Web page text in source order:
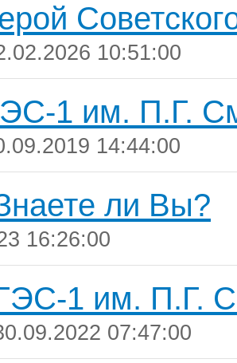
10:51:00
1 им. П.Г.
14:44:00
ли Вы?
16:26:00
1 им. П.Г.
07:47:00